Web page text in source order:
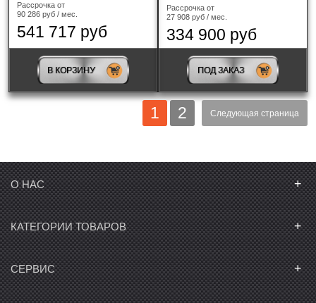
Рассрочка от
90 286 руб / мес.
541 717 руб
В КОРЗИНУ
Рассрочка от
27 908 руб / мес.
334 900 руб
ПОД ЗАКАЗ
1 2 Следующая страница
О НАС +
КАТЕГОРИИ ТОВАРОВ +
СЕРВИС +